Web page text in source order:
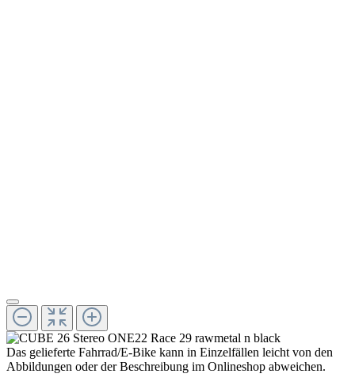
Das gelieferte Fahrrad/E-Bike kann in Einzelfällen leicht von den
Abbildungen oder der Beschreibung im Onlineshop abweichen.